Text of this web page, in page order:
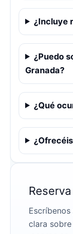
¿Incluye
¿Puedo
Granada?
¿Qué
clara